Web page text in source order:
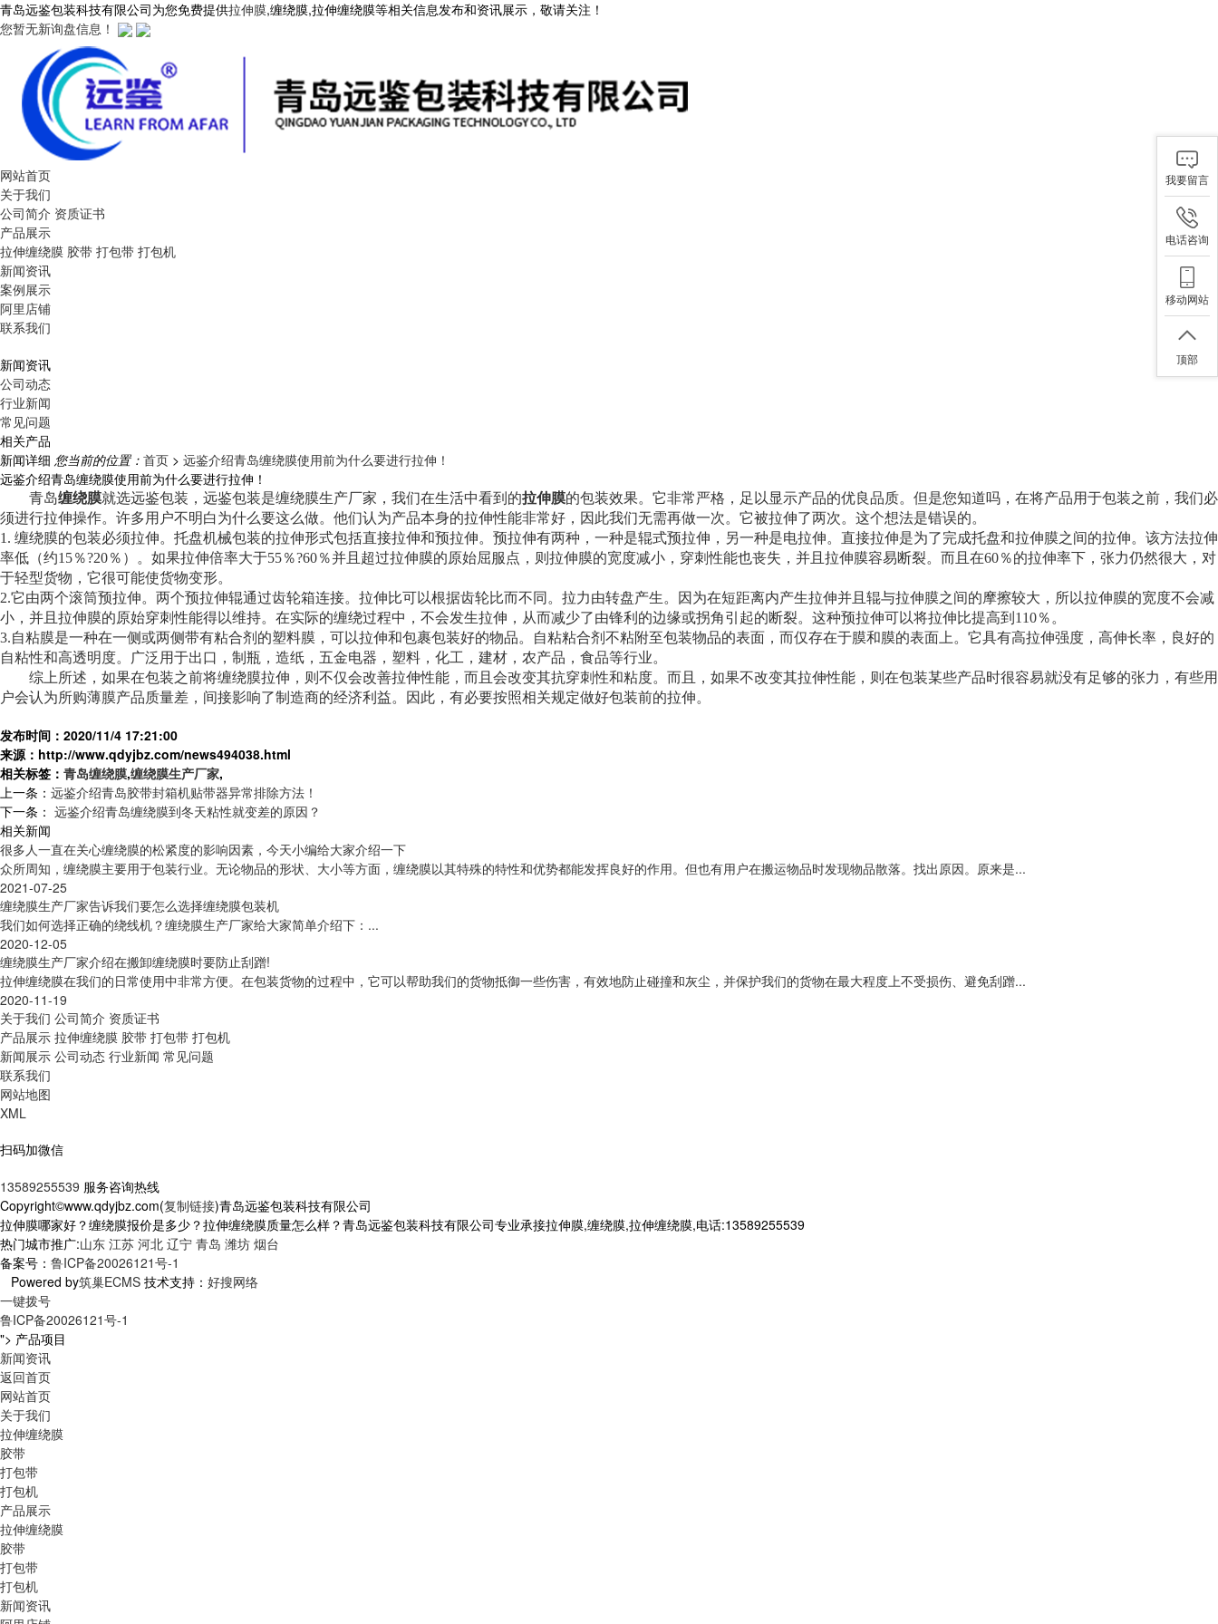
青岛远鉴包装科技有限公司为您免费提供拉伸膜,缠绕膜,拉伸缠绕膜等相关信息发布和资讯展示，敬请关注！
您暂无新询盘信息！
网站首页
关于我们
公司简介 资质证书
产品展示
拉伸缠绕膜 胶带 打包带 打包机
新闻资讯
案例展示
阿里店铺
联系我们
新闻资讯
公司动态
行业新闻
常见问题
相关产品
新闻详细 您当前的位置： 首页 > 远鉴介绍青岛缠绕膜使用前为什么要进行拉伸！
远鉴介绍青岛缠绕膜使用前为什么要进行拉伸！
青岛缠绕膜就选远鉴包装，远鉴包装是缠绕膜生产厂家， 我们在生活中看到 的拉伸膜的包装效果。它非常严格，足以显示产品的优良品质。但是您知道吗，在将产品用于包装之前，我们必
须进行拉伸操作。许多用户不明白为什么要这么做。他们认为产品本身的拉伸性能非常好，因此我们无需再做一次。它被拉伸了两次。这个想法是错误的。
1. 缠绕膜的包装必须拉伸。托盘机械包装的拉伸形式包括直接拉伸和预拉伸。预拉伸有两种，一种是辊式预拉伸，另一种是电拉伸。直接拉伸是为了完成托盘和拉伸膜之间的拉伸。该方法拉伸
率低（约15％?20％）。如果拉伸倍率大于55％?60％并且超过拉伸膜的原始屈服点，则拉伸膜的宽度减小，穿刺性能也丧失，并且拉伸膜容易断裂。而且在60％的拉伸率下，张力仍然很大，对
于轻型货物，它很可能使货物变形。
2.它由两个滚筒预拉伸。两个预拉伸辊通过齿轮箱连接。拉伸比可以根据齿轮比而不同。拉力由转盘产生。因为在短距离内产生拉伸并且辊与拉伸膜之间的摩擦较大，所以拉伸膜的宽度不会减
小，并且拉伸膜的原始穿刺性能得以维持。在实际的缠绕过程中，不会发生拉伸，从而减少了由锋利的边缘或拐角引起的断裂。这种预拉伸可以将拉伸比提高到110％。
3.自粘膜是一种在一侧或两侧带有粘合剂的塑料膜，可以拉伸和包裹包装好的物品。自粘粘合剂不粘附至包装物品的表面，而仅存在于膜和膜的表面上。它具有高拉伸强度，高伸长率，良好的
自粘性和高透明度。广泛用于出口，制瓶，造纸，五金电器，塑料，化工，建材，农产品，食品等行业。
综上所述，如果在包装之前将缠绕膜拉伸，则不仅会改善拉伸性能，而且会改变其抗穿刺性和粘度。而且，如果不改变其拉伸性能，则在包装某些产品时很容易就没有足够的张力，有些用
户会认为所购薄膜产品质量差，间接影响了制造商的经济利益。因此，有必要按照相关规定做好包装前的拉伸。
发布时间：2020/11/4 17:21:00
来源：http://www.qdyjbz.com/news494038.html
相关标签： 青岛缠绕膜,缠绕膜生产厂家,
上一条： 远鉴介绍青岛胶带封箱机贴带器异常排除方法！
下一条： 远鉴介绍青岛缠绕膜到冬天粘性就变差的原因？
相关新闻
很多人一直在关心缠绕膜的松紧度的影响因素，今天小编给大家介绍一下
众所周知，缠绕膜主要用于包装行业。无论物品的形状、大小等方面，缠绕膜以其特殊的特性和优势都能发挥良好的作用。但也有用户在搬运物品时发现物品散落。找出原因。原来是...
2021-07-25
缠绕膜生产厂家告诉我们要怎么选择缠绕膜包装机
我们如何选择正确的绕线机？缠绕膜生产厂家给大家简单介绍下：...
2020-12-05
缠绕膜生产厂家介绍在搬卸缠绕膜时要防止刮蹭!
拉伸缠绕膜在我们的日常使用中非常方便。在包装货物的过程中，它可以帮助我们的货物抵御一些伤害，有效地防止碰撞和灰尘，并保护我们的货物在最大程度上不受损伤、避免刮蹭...
2020-11-19
关于我们 公司简介 资质证书
产品展示 拉伸缠绕膜 胶带 打包带 打包机
新闻展示 公司动态 行业新闻 常见问题
联系我们
网站地图
XML
扫码加微信
13589255539 服务咨询热线
Copyright©www.qdyjbz.com(复制链接)青岛远鉴包装科技有限公司
拉伸膜哪家好？缠绕膜报价是多少？拉伸缠绕膜质量怎么样？青岛远鉴包装科技有限公司专业承接拉伸膜,缠绕膜,拉伸缠绕膜,电话:13589255539
热门城市推广:山东 江苏 河北 辽宁 青岛 潍坊 烟台
备案号： 鲁ICP备20026121号-1
Powered by筑巢ECMS 技术支持： 好搜网络
一键拨号
鲁ICP备20026121号-1
"> 产品项目
新闻资讯
返回首页
网站首页
关于我们
拉伸缠绕膜
胶带
打包带
打包机
产品展示
拉伸缠绕膜
胶带
打包带
打包机
新闻资讯
我要留言
电话咨询
移动网站
顶部